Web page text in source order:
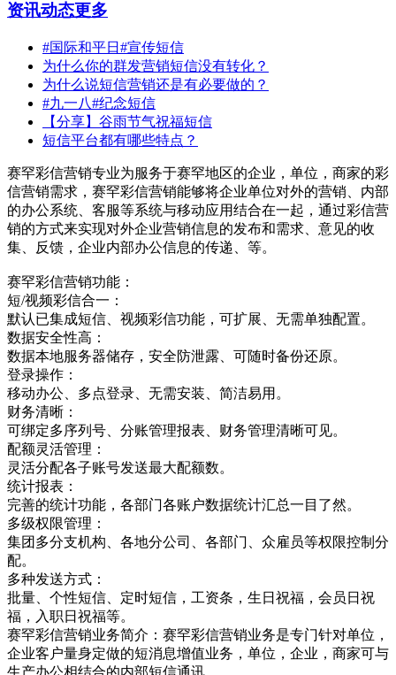
资讯动态更多
#国际和平日#宣传短信
为什么你的群发营销短信没有转化？
为什么说短信营销还是有必要做的？
#九一八#纪念短信
【分享】谷雨节气祝福短信
短信平台都有哪些特点？
赛罕彩信营销专业为服务于赛罕地区的企业，单位，商家的彩
信营销需求，赛罕彩信营销能够将企业单位对外的营销、内部
的办公系统、客服等系统与移动应用结合在一起，通过彩信营
销的方式来实现对外企业营销信息的发布和需求、意见的收
集、反馈，企业内部办公信息的传递、等。
赛罕彩信营销功能：
短/视频彩信合一：
默认已集成短信、视频彩信功能，可扩展、无需单独配置。
数据安全性高：
数据本地服务器储存，安全防泄露、可随时备份还原。
登录操作：
移动办公、多点登录、无需安装、简洁易用。
财务清晰：
可绑定多序列号、分账管理报表、财务管理清晰可见。
配额灵活管理：
灵活分配各子账号发送最大配额数。
统计报表：
完善的统计功能，各部门各账户数据统计汇总一目了然。
多级权限管理：
集团多分支机构、各地分公司、各部门、众雇员等权限控制分
配。
多种发送方式：
批量、个性短信、定时短信，工资条，生日祝福，会员日祝
福，入职日祝福等。
赛罕彩信营销业务简介：赛罕彩信营销业务是专门针对单位，
企业客户量身定做的短消息增值业务，单位，企业，商家可与
生产办公相结合的内部短信通讯，